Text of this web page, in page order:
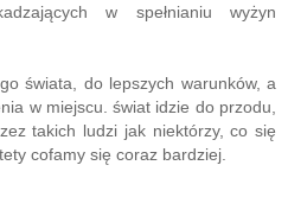
w spełnianiu wyżyn
świata, do lepszych warunków, a
w miejscu. świat idzie do przodu,
takich ludzi jak niektórzy, co się
cofamy się coraz bardziej.